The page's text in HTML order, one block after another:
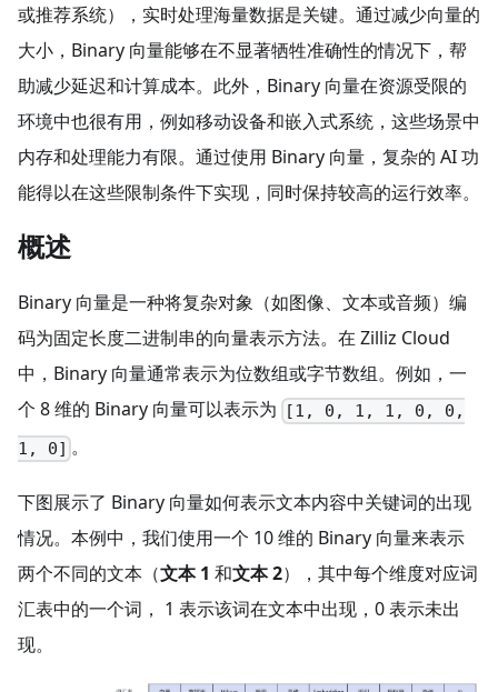
或推荐系统），实时处理海量数据是关键。通过减少向量的
大小，Binary 向量能够在不显著牺牲准确性的情况下，帮
助减少延迟和计算成本。此外，Binary 向量在资源受限的
环境中也很有用，例如移动设备和嵌入式系统，这些场景中
内存和处理能力有限。通过使用 Binary 向量，复杂的 AI 功
能得以在这些限制条件下实现，同时保持较高的运行效率。
概述
Binary 向量是一种将复杂对象（如图像、文本或音频）编
码为固定长度二进制串的向量表示方法。在 Zilliz Cloud
中，Binary 向量通常表示为位数组或字节数组。例如，一
个 8 维的 Binary 向量可以表示为
[1, 0, 1, 1, 0, 0,
1, 0] 。
下图展示了 Binary 向量如何表示文本内容中关键词的出现
情况。本例中，我们使用一个 10 维的 Binary 向量来表示
两个不同的文本（文本 1 和文本 2），其中每个维度对应词
汇表中的一个词， 1 表示该词在文本中出现，0 表示未出
现。